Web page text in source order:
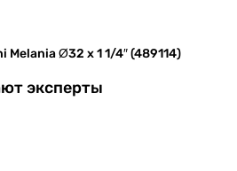
Ø32 х 1 1/4″ (489114)
эксперты